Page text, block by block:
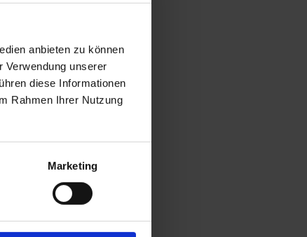
anbieten zu können
Verwendung unserer
diese Informationen
Rahmen Ihrer Nutzung
Marketing